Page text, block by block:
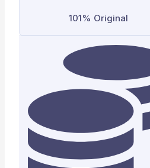
101% Original